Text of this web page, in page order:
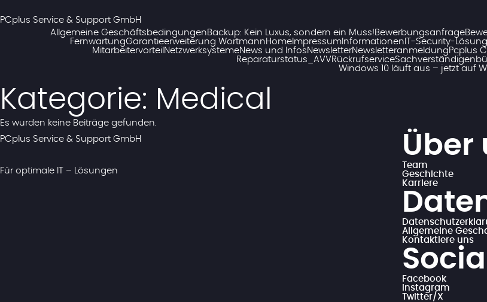
springen
PCplus Service & Support GmbH
Allgemeine Geschäftsbedingungen Backup: Kein Luxus, sondern ein Muss! Bewerbungsanfrage
FernwartungGarantieerweiterung Wortmann Home Impressum Informationen IT-Security-
Mitarbeitervorteil NetzwerksystemeNews und Infos NewsletterNewsletteranmeldung Pcplus
Reparaturstatus_AVV Rückrufservice
Windows 10 läuft aus – jetzt auf
Kategorie: Medical
Es wurden keine Beiträge gefunden.
PCplus Service & Support GmbH
Für optimale IT – Lösungen
Über
Team
Geschichte
Karriere
Allgemeine
Kontaktiere uns
Social
Facebook
Instagram
Twitter/X